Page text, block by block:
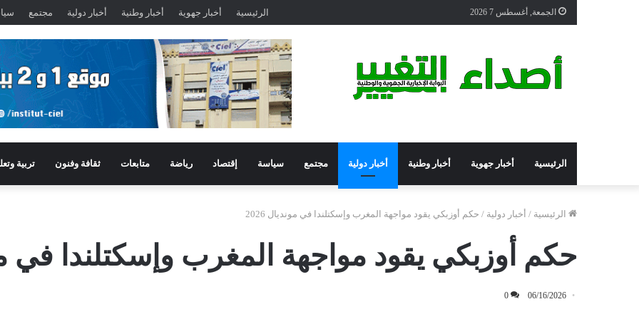
الجمعة, أغسطس 7 2026 الرئيسية أخبار جهوية أخبار وطنية أخبار دولية مجتمع
الرئيسية أخبار جهوية أخبار وطنية أخبار دولية مجتمع سياسة إقتصاد رياضة متابعات ثقافة وفنون تربية
الرئيسية / أخبار دولية / حكم أوزبكي يقود مواجهة المغرب وإسكتلندا في مونديال 2026
حكم أوزبكي يقود مواجهة المغرب وإسكتلندا في
06/16/2026
0